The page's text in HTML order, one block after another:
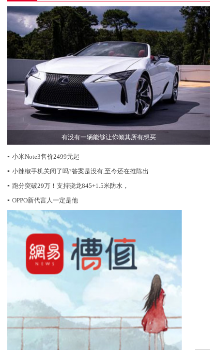
有没有一辆能够让你倾其所有想买
▪ 小米Note3售价2499元起
▪ 小辣椒手机关闭了吗?答案是没有,至今还在推陈出
▪ 跑分突破29万！支持骁龙845+1.5米防水，
▪ OPPO新代言人一定是他